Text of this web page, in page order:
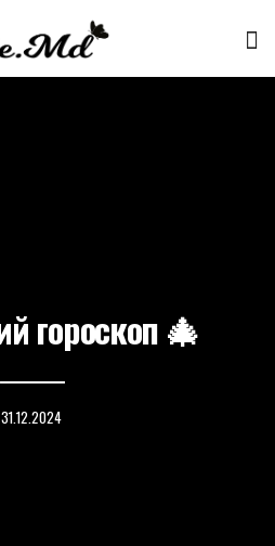
гороскоп 🎄
31.12.2024